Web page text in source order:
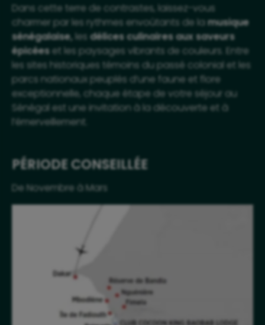
Dans cette terre de contrastes, laissez-vous
charmer par les rythmes envoûtants de lamusique
sénégalaise, les délices culinaires aux saveurs
épicéeset les paysages vibrants de couleurs. Entre
les sites historiques témoins du passé colonial et les
parcs nationaux peuplés d’une faune et flore
exceptionnelle, chaque étape de votre séjour au
Sénégal est une invitation à la découverte et à
l’émerveillement.
PÉRIODE CONSEILLÉE
De Novembre à Mars